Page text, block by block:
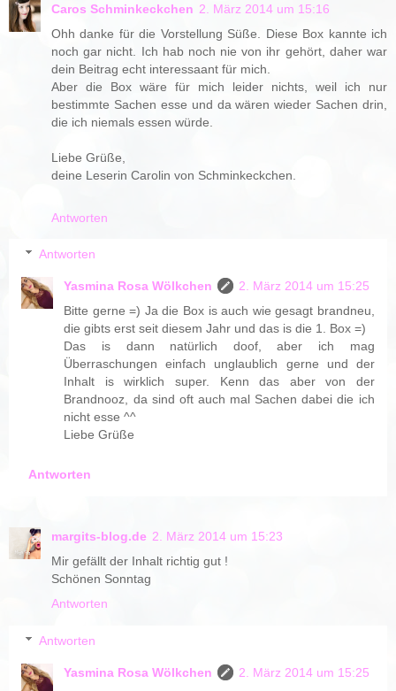
Caros Schminkeckchen 2. März 2014 um 15:16
Ohh danke für die Vorstellung Süße. Diese Box kannte ich
noch gar nicht. Ich hab noch nie von ihr gehört, daher war
dein Beitrag echt interessaant für mich.
Aber die Box wäre für mich leider nichts, weil ich nur
bestimmte Sachen esse und da wären wieder Sachen drin,
die ich niemals essen würde.
Liebe Grüße,
deine Leserin Carolin von Schminkeckchen.
Antworten
Antworten
Yasmina Rosa Wölkchen
2. März 2014 um 15:25
Bitte gerne =) Ja die Box is auch wie gesagt brandneu,
die gibts erst seit diesem Jahr und das is die 1. Box =)
Das is dann natürlich doof, aber ich mag
Überraschungen einfach unglaublich gerne und der
Inhalt is wirklich super. Kenn das aber von der
Brandnooz, da sind oft auch mal Sachen dabei die ich
nicht esse ^^
Liebe Grüße
Antworten
margits-blog.de 2. März 2014 um 15:23
Mir gefällt der Inhalt richtig gut !
Schönen Sonntag
Antworten
Antworten
Yasmina Rosa Wölkchen
2. März 2014 um 15:25